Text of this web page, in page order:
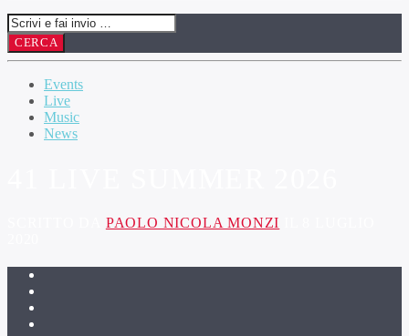
Events
Live
Music
News
PAOLO NICOLA MONZI